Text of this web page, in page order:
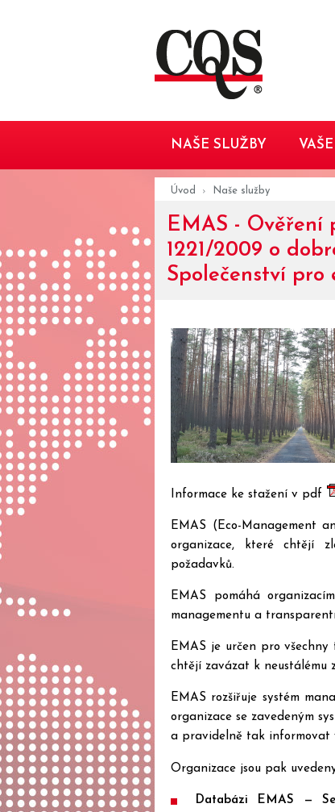
NAŠE SLUŽBY
Úvod Naše služby
EMAS - Ověření
1221/2009 o
Společenství
Informace ke stažení v pdf
EMAS (Eco-Management
organizace, které chtějí
požadavků.
EMAS pomáhá
managementu a
EMAS je určen pro
chtějí zavázat k neustálému
EMAS rozšiřuje systém
organizace se zavedeným
a pravidelně tak informovat
Organizace jsou pak
Databázi EMAS —